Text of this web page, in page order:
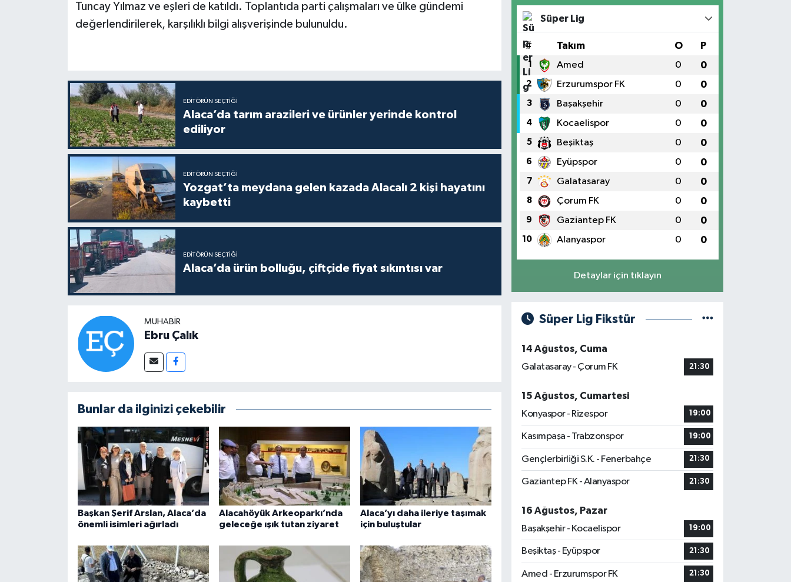
Tuncay Yılmaz ve eşleri de katıldı. Toplantıda parti çalışmaları ve ülke gündemi
değerlendirilerek, karşılıklı bilgi alışverişinde bulunuldu.
EDITÖRÜN SEÇTIĞI
Alaca’da tarım arazileri ve ürünler yerinde kontrol
ediliyor
EDITÖRÜN SEÇTIĞI
Yozgat’ta meydana gelen kazada Alacalı 2 kişi hayatını
kaybetti
EDITÖRÜN SEÇTIĞI
Alaca’da ürün bolluğu, çiftçide fiyat sıkıntısı var
MUHABIR
Ebru Çalık
Bunlar da ilginizi çekebilir
Başkan Şerif Arslan, Alaca’da
önemli isimleri ağırladı
Alacahöyük Arkeoparkı’nda
geleceğe ışık tutan ziyaret
Alaca’yı daha ileriye taşımak
için buluştular
Süper Lig
# Takım O P
1 Amed 0 0
2 Erzurumspor FK 0 0
3 Başakşehir 0 0
4 Kocaelispor 0 0
5 Beşiktaş 0 0
6 Eyüpspor 0 0
7 Galatasaray 0 0
8 Çorum FK 0 0
9 Gaziantep FK 0 0
10 Alanyaspor 0 0
Detaylar için tıklayın
Süper Lig Fikstür
14 Ağustos, Cuma
Galatasaray - Çorum FK
21:30
15 Ağustos, Cumartesi
Konyaspor - Rizespor
19:00
Kasımpaşa - Trabzonspor 19:00
Gençlerbirliği S.K. - Fenerbahçe 21:30
Gaziantep FK - Alanyaspor 21:30
16 Ağustos, Pazar
Başakşehir - Kocaelispor
19:00
Beşiktaş - Eyüpspor 21:30
Amed - Erzurumspor FK 21:30